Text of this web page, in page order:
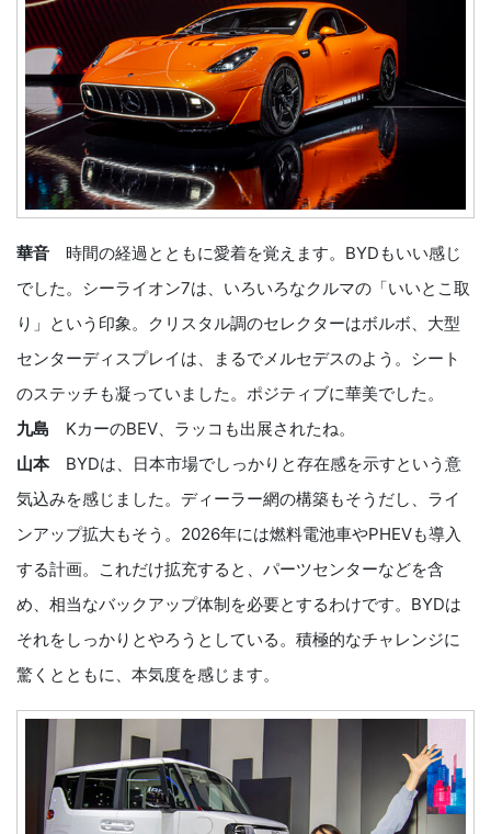
華音 時間の経過とともに愛着を覚えます。BYDもいい感じ
でした。シーライオン7は、いろいろなクルマの「いいとこ取
り」という印象。クリスタル調のセレクターはボルボ、大型
センターディスプレイは、まるでメルセデスのよう。シート
のステッチも凝っていました。ポジティブに華美でした。
九島 KカーのBEV、ラッコも出展されたね。
山本BYDは、日本市場でしっかりと存在感を示すという意
気込みを感じました。ディーラー網の構築もそうだし、ライ
ンアップ拡大もそう。2026年には燃料電池車やPHEVも導入
する計画。これだけ拡充すると、パーツセンターなどを含
め、相当なバックアップ体制を必要とするわけです。BYDは
それをしっかりとやろうとしている。積極的なチャレンジに
驚くとともに、本気度を感じます。